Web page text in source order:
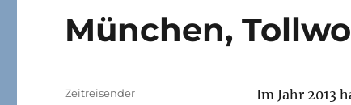
München,
Im Jahr 2013
Autor
Zeitreisender